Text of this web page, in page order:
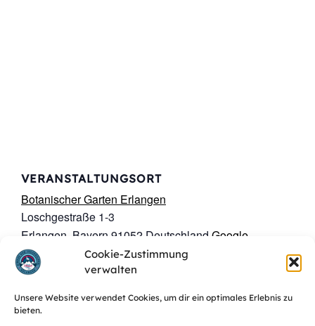
Cookie-Zustimmung
verwalten
Unsere Website verwendet Cookies, um dir ein optimales Erlebnis zu
bieten.
VERANSTALTUNGSORT
Botanischer Garten Erlangen
Loschgestraße 1-3
Erlangen Bayern 91052 Deutschland Google
Karte anzeigen